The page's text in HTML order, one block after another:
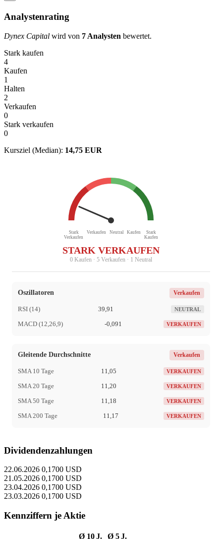
Analystenrating
Dynex Capital wird von 7 Analysten bewertet.
Stark kaufen
4
Kaufen
1
Halten
2
Verkaufen
0
Stark verkaufen
0
Kursziel (Median): 14,75 EUR
Stark
Verkaufen
Verkaufen Neutral Kaufen
Stark
Kaufen
STARK VERKAUFEN
0 Kaufen · 5 Verkaufen · 1 Neutral
Oszillatoren Verkaufen
RSI (14) 39,91 NEUTRAL
MACD (12,26,9) -0,091 VERKAUFEN
Gleitende Durchschnitte Verkaufen
SMA 10 Tage 11,05 VERKAUFEN
SMA 20 Tage 11,20 VERKAUFEN
SMA 50 Tage 11,18 VERKAUFEN
SMA 200 Tage 11,17 VERKAUFEN
Dividendenzahlungen
22.06.2026 0,1700 USD
21.05.2026 0,1700 USD
23.04.2026 0,1700 USD
23.03.2026 0,1700 USD
Kennziffern je Aktie
Ø 10 J.
Ø 5 J.